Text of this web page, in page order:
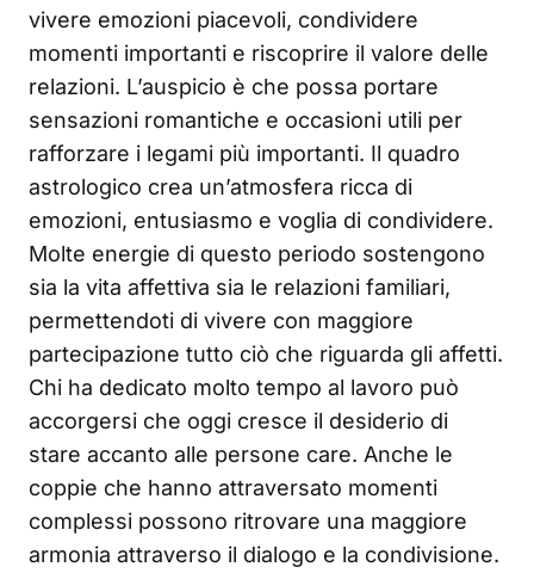
vivere emozioni piacevoli, condividere
momenti importanti e riscoprire il valore delle
relazioni. L’auspicio è che possa portare
sensazioni romantiche e occasioni utili per
rafforzare i legami più importanti. Il quadro
astrologico crea un’atmosfera ricca di
emozioni, entusiasmo e voglia di condividere.
Molte energie di questo periodo sostengono
sia la vita affettiva sia le relazioni familiari,
permettendoti di vivere con maggiore
partecipazione tutto ciò che riguarda gli affetti.
Chi ha dedicato molto tempo al lavoro può
accorgersi che oggi cresce il desiderio di
stare accanto alle persone care. Anche le
coppie che hanno attraversato momenti
complessi possono ritrovare una maggiore
armonia attraverso il dialogo e la condivisione.